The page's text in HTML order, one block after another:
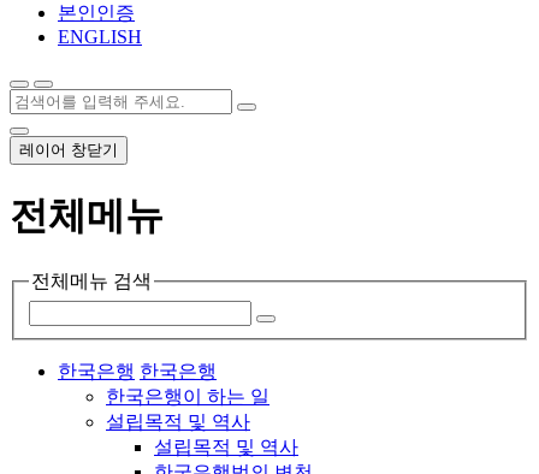
본인인증
ENGLISH
레이어 창닫기
전체메뉴
전체메뉴 검색
한국은행 한국은행
한국은행이 하는 일
설립목적 및 역사
설립목적 및 역사